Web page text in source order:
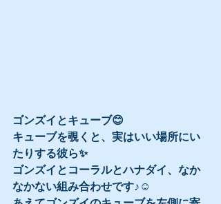
ゴンズイとキューブ😊
キューブを覗くと、実はいい場所にい
たりする彼ら✨
ゴンズイとコーラルとハナダイ、なか
なかない組み合わせです♪☺️